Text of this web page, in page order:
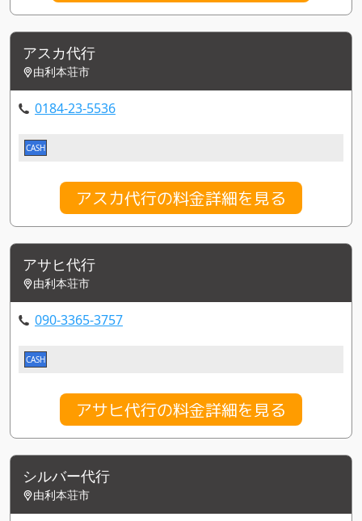
アスカ代行
由利本荘市
0184-23-5536
CASH
アスカ代行の料金詳細を見る
アサヒ代行
由利本荘市
090-3365-3757
CASH
アサヒ代行の料金詳細を見る
シルバー代行
由利本荘市